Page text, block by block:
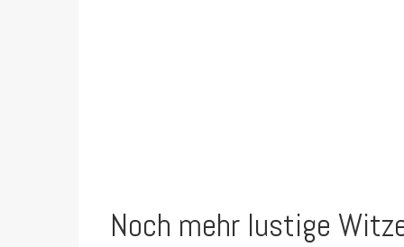
Noch mehr lustige